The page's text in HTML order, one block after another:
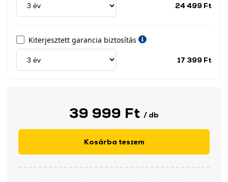
24 499 Ft
Kiterjesztett garancia biztosítás
17 399 Ft
39 999 Ft / db
Kosárba teszem